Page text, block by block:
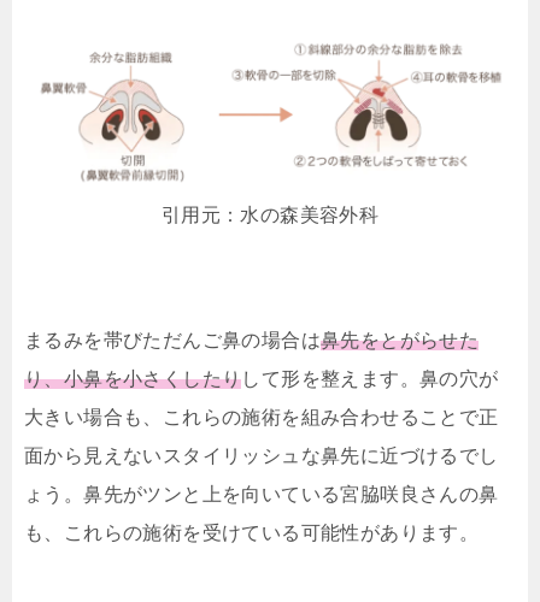
引用元：水の森美容外科
まるみを帯びただんご鼻の場合は鼻先をとがらせた
り、小鼻を小さくしたりして形を整えます。鼻の穴が
大きい場合も、これらの施術を組み合わせることで正
面から見えないスタイリッシュな鼻先に近づけるでし
ょう。鼻先がツンと上を向いている宮脇咲良さんの鼻
も、これらの施術を受けている可能性があります。